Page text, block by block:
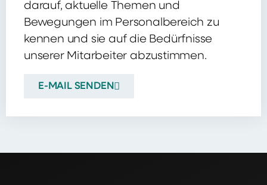
darauf, aktuelle Themen und
Bewegungen im Personalbereich zu
kennen und sie auf die Bedürfnisse
unserer Mitarbeiter abzustimmen.
E-MAIL SENDEN